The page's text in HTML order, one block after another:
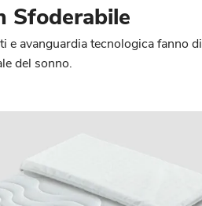
Sfoderabile
e avanguardia tecnologica fanno di
del sonno.